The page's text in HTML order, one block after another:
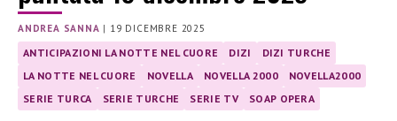
ANDREA SANNA | 19 DICEMBRE 2025
ANTICIPAZIONI LA NOTTE NEL CUORE DIZI
DIZI TURCHE
LA NOTTE NEL CUORE
NOVELLA NOVELLA 2000
NOVELLA2000
SERIE TURCA
SERIE TURCHE SERIE TV SOAP OPERA